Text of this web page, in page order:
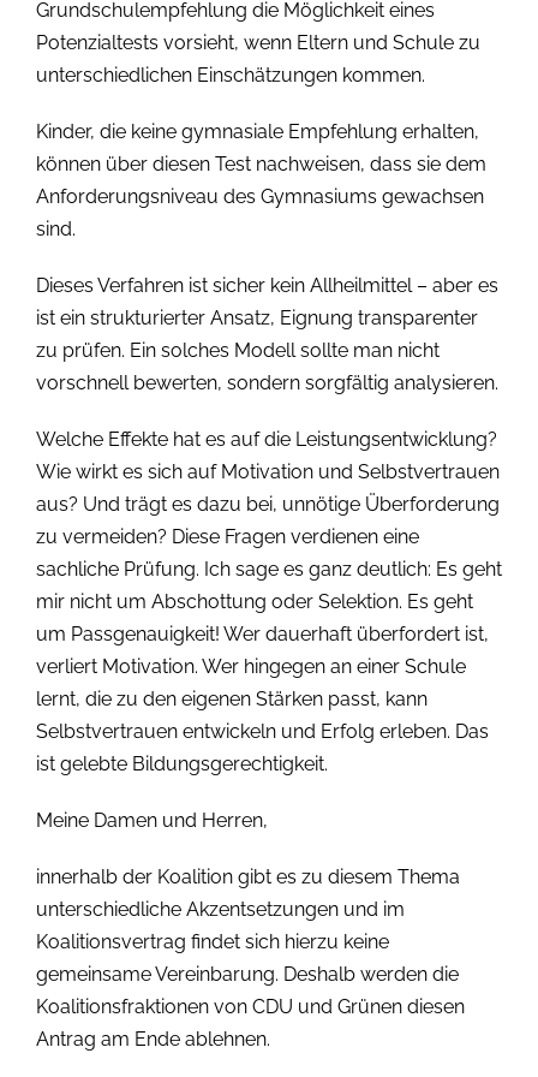
Grundschulempfehlung die Möglichkeit eines
Potenzialtests vorsieht, wenn Eltern und Schule zu
unterschiedlichen Einschätzungen kommen.
Kinder, die keine gymnasiale Empfehlung erhalten,
können über diesen Test nachweisen, dass sie dem
Anforderungsniveau des Gymnasiums gewachsen
sind.
Dieses Verfahren ist sicher kein Allheilmittel – aber es
ist ein strukturierter Ansatz, Eignung transparenter
zu prüfen. Ein solches Modell sollte man nicht
vorschnell bewerten, sondern sorgfältig analysieren.
Welche Effekte hat es auf die Leistungsentwicklung?
Wie wirkt es sich auf Motivation und Selbstvertrauen
aus? Und trägt es dazu bei, unnötige Überforderung
zu vermeiden? Diese Fragen verdienen eine
sachliche Prüfung. Ich sage es ganz deutlich: Es geht
mir nicht um Abschottung oder Selektion. Es geht
um Passgenauigkeit! Wer dauerhaft überfordert ist,
verliert Motivation. Wer hingegen an einer Schule
lernt, die zu den eigenen Stärken passt, kann
Selbstvertrauen entwickeln und Erfolg erleben. Das
ist gelebte Bildungsgerechtigkeit.
Meine Damen und Herren,
innerhalb der Koalition gibt es zu diesem Thema
unterschiedliche Akzentsetzungen und im
Koalitionsvertrag findet sich hierzu keine
gemeinsame Vereinbarung. Deshalb werden die
Koalitionsfraktionen von CDU und Grünen diesen
Antrag am Ende ablehnen.